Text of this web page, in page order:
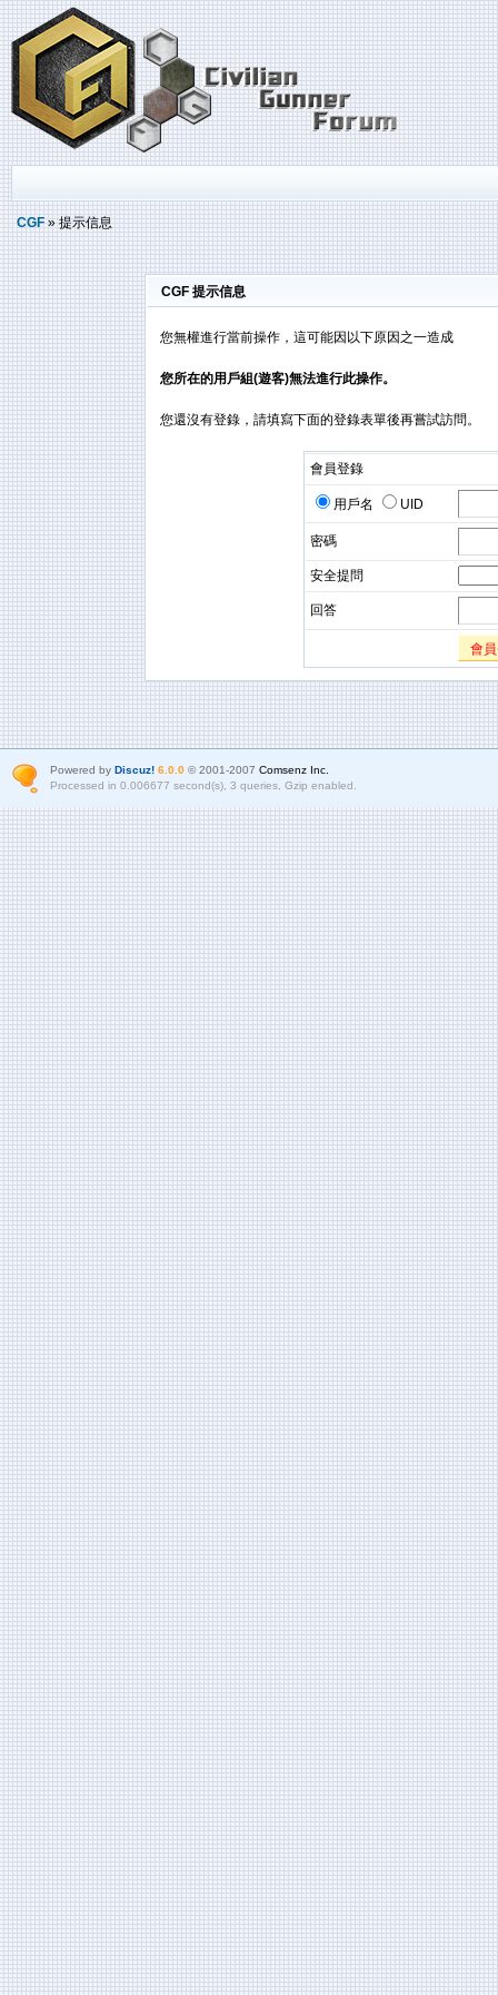
CGF» 提示信息
CGF 提示信息
您無權進行當前操作，這可能因以下原因之一造成
您所在的用戶組(遊客)無法進行此操作。
您還沒有登錄，請填寫下面的登錄表單後再嘗試訪問。
會員登錄
用戶名 UID
密碼
安全提問
回答
會
Powered by Discuz! 6.0.0© 2001-2007 Comsenz Inc.
Processed in 0.006677 second(s), 3 queries, Gzip enabled.